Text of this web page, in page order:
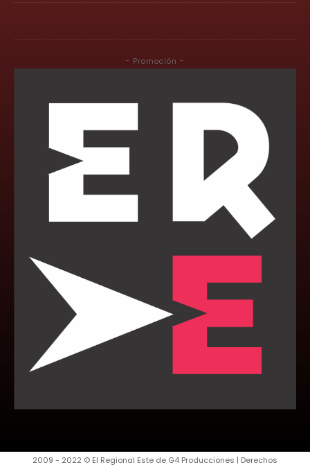
- Promoción -
2009 - 2022 © El Regional Este de G4 Producciones | Derechos